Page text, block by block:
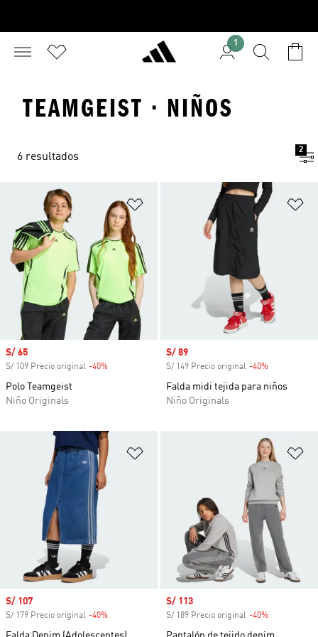
1
TEAMGEIST · NIÑOS
6 resultados
2
Añadir a la lista de deseos
Precio de venta
S/ 65
S/ 109 Precio original -40%
Polo Teamgeist
Niño Originals
Precio de venta
S/ 89
S/ 149 Precio original -40%
Falda midi tejida para niños
Niño Originals
Añadir a la lista de deseos
Precio de venta
S/ 107
S/ 179 Precio original -40%
Precio de venta
S/ 113
S/ 189 Precio original -40%